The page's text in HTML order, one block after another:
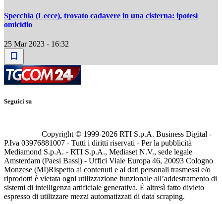
Specchia (Lecce), trovato cadavere in una cisterna: ipotesi
omicidio
25 Mar 2023 - 16:32
Seguici su
Copyright © 1999-2026 RTI S.p.A. Business Digital -
P.Iva 03976881007 - Tutti i diritti riservati - Per la pubblicità
Mediamond S.p.A. - RTI S.p.A., Mediaset N.V., sede legale
Amsterdam (Paesi Bassi) - Uffici Viale Europa 46, 20093 Cologno
Monzese (MI)Rispetto ai contenuti e ai dati personali trasmessi e/o
riprodotti è vietata ogni utilizzazione funzionale all’addestramento di
sistemi di intelligenza artificiale generativa. È altresì fatto divieto
espresso di utilizzare mezzi automatizzati di data scraping.